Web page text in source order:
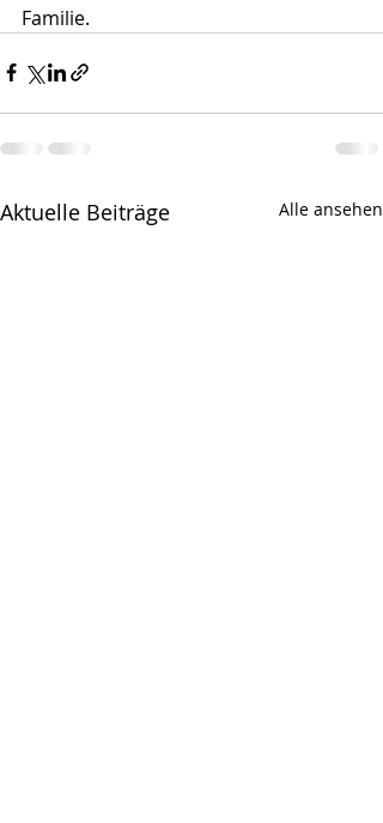
Familie.
Aktuelle Beiträge Alle ansehen